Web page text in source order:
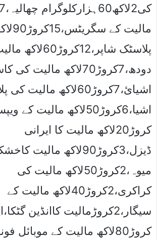
مالیت
پلاسٹک
دودھ،7کروڑ70لاکھ
اشیائ،7کروڑ60لاکھ مالیت
اشیا،6کروڑ50لاکھ مالیت کے
کروڑ20لاکھ مالیت کا ایرانی
ڈیزل،3کروڑ90لاکھ مالیت
میوہ،2کروڑ50لاکھ مالیت کی
کراکری،2کروڑ40لاکھ مالیت کے
سیگار،2کروڑمالیت کاانڈین
کروڑ80لاکھ مالیت کے موبائل